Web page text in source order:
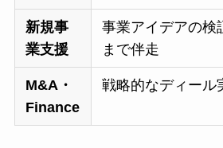
新規事
業支援
事業アイデアの検
まで伴走
M&A・
Finance
戦略的なディール